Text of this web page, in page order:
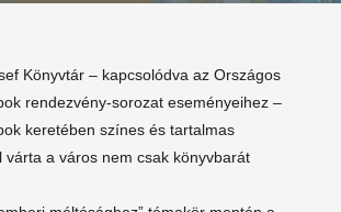
Könyvtár – kapcsolódva az Országos
rendezvény-sorozat eseményeihez –
keretében színes és tartalmas
várta a város nem csak könyvbarát